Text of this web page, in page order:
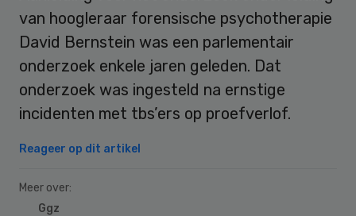
van hoogleraar forensische psychotherapie
David Bernstein was een parlementair
onderzoek enkele jaren geleden. Dat
onderzoek was ingesteld na ernstige
incidenten met tbs’ers op proefverlof.
Reageer op dit artikel
Meer over:
Ggz